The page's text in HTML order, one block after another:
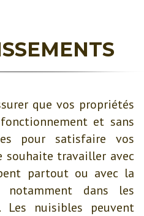
que vos propriétés
et sans
pour satisfaire vos
souhaite travailler avec
partout ou avec la
notamment dans les
Les nuisibles peuvent